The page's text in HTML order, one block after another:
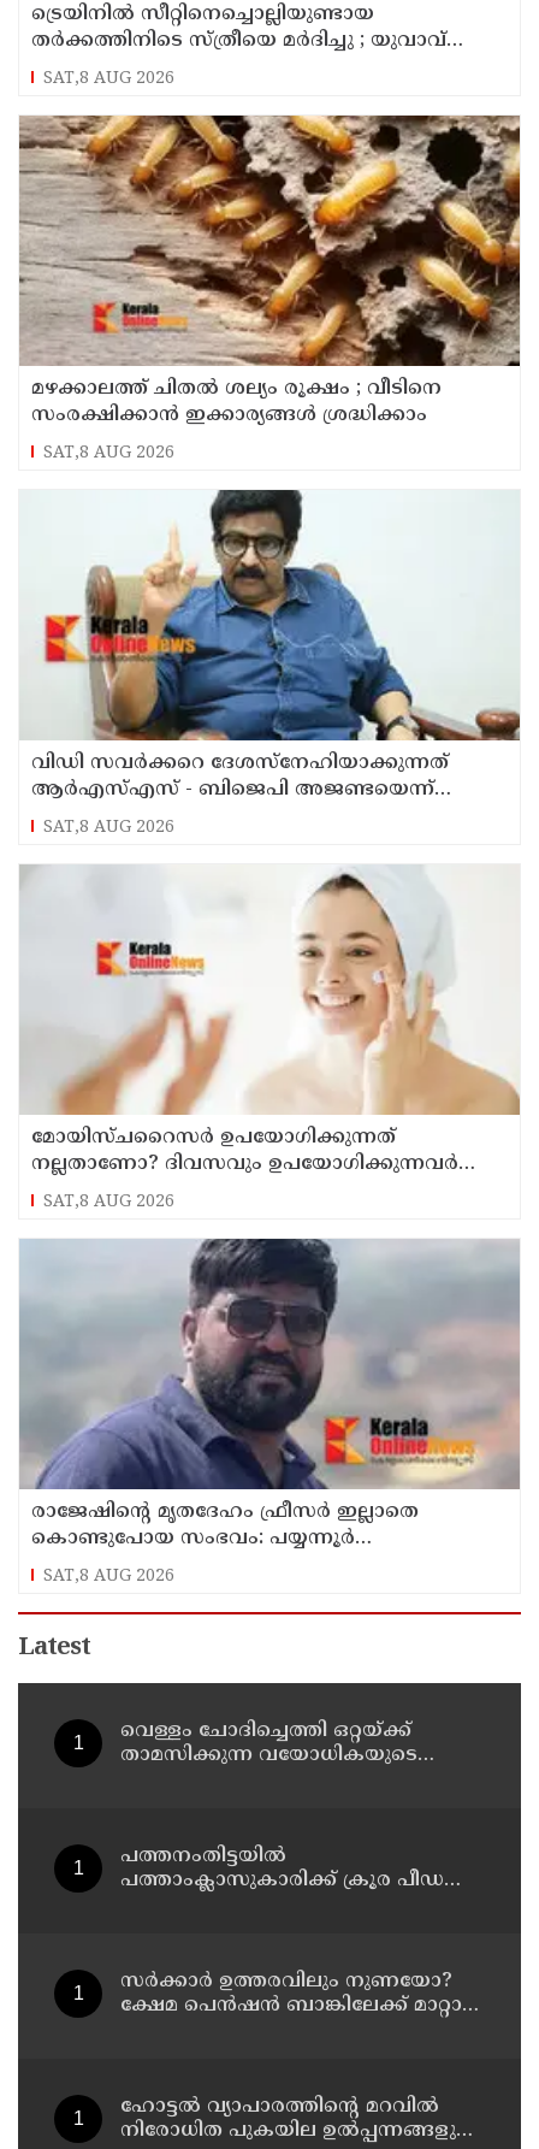
ട്രെയിനിൽ സീറ്റിനെച്ചൊല്ലിയുണ്ടായ
തർക്കത്തിനിടെ സ്ത്രീയെ മർദിച്ചു ; യുവാവ്
അറസ്റ്റിൽ
SAT,8 AUG 2026
മഴക്കാലത്ത് ചിതൽ ശല്യം രൂക്ഷം ; വീടിനെ
സംരക്ഷിക്കാൻ ഇക്കാര്യങ്ങൾ ശ്രദ്ധിക്കാം
SAT,8 AUG 2026
വിഡി സവര്‍ക്കറെ ദേശസ്‌നേഹിയാക്കുന്നത്
ആര്‍എസ്എസ് - ബിജെപി അജണ്ടയെന്ന്
മുതിര്‍ന്ന മുസ്ലീം ലീഗ് നേതാവ് എംകെ മുനീര്‍
SAT,8 AUG 2026
മോയിസ്ചറൈസർ ഉപയോഗിക്കുന്നത്
നല്ലതാണോ? ദിവസവും ഉപയോഗിക്കുന്നവർ
ഇക്കാര്യങ്ങൾ അറിയണം
SAT,8 AUG 2026
രാജേഷിന്റെ മൃതദേഹം ഫ്രീസർ ഇല്ലാതെ
കൊണ്ടുപോയ സംഭവം: പയ്യന്നൂർ
തഹസിൽദാറിനെ സസ്പെൻഡ് ചെയ്യാൻ
നിർദ്ദേശം
SAT,8 AUG 2026
Latest
വെള്ളം ചോദിച്ചെത്തി ഒറ്റയ്ക്ക്
താമസിക്കുന്ന വയോധികയുടെ
പത്തനംതിട്ടയിൽ
പത്താംക്ലാസുകാരിക്ക് ക്രൂര പീഡനം ;
സര്‍ക്കാര്‍ ഉത്തരവിലും നുണയോ?
ക്ഷേമ പെന്‍ഷന്‍ ബാങ്കിലേക്ക് മാറ്റാന്‍
ഹോട്ടൽ വ്യാപാരത്തിന്റെ മറവിൽ
നിരോധിത പുകയില ഉൽപ്പന്നങ്ങളുടെ